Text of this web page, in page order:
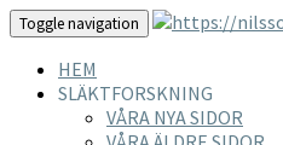
Toggle navigation
HEM
SLÄKTFORSKNING
VÅRA NYA SIDOR